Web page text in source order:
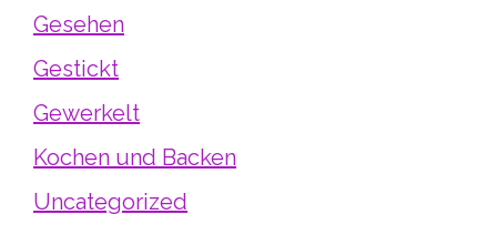
Gesehen
Gestickt
Gewerkelt
Kochen und Backen
Uncategorized